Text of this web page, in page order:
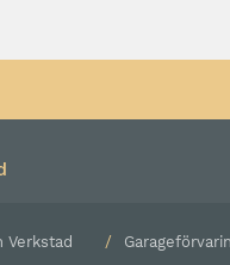
Verkstad